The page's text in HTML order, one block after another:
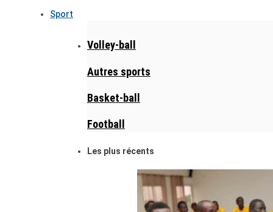
Sport
Volley-ball
Autres sports
Basket-ball
Football
Les plus récents